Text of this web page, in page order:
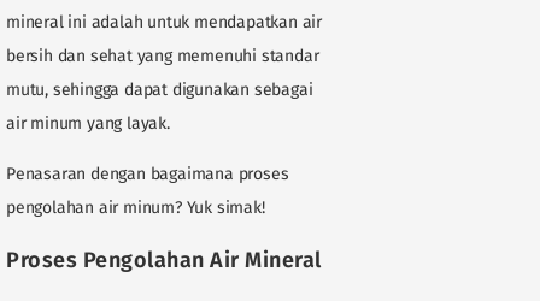
mineral ini adalah untuk mendapatkan air
bersih dan sehat yang memenuhi standar
mutu, sehingga dapat digunakan sebagai
air minum yang layak.
Penasaran dengan bagaimana proses
pengolahan air minum? Yuk simak!
Proses Pengolahan Air Mineral